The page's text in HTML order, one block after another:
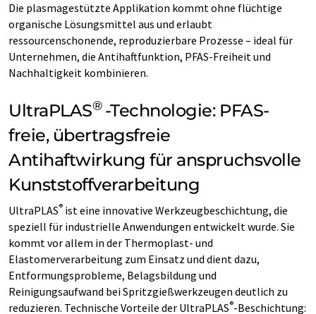
Die plasmagestützte Applikation kommt ohne flüchtige
organische Lösungsmittel aus und erlaubt
ressourcenschonende, reproduzierbare Prozesse – ideal für
Unternehmen, die Antihaftfunktion, PFAS-Freiheit und
Nachhaltigkeit kombinieren.
UltraPLAS® -Technologie: PFAS-
freie, übertragsfreie
Antihaftwirkung für anspruchsvolle
Kunststoffverarbeitung
UltraPLAS® ist eine innovative Werkzeugbeschichtung, die
speziell für industrielle Anwendungen entwickelt wurde. Sie
kommt vor allem in der Thermoplast- und
Elastomerverarbeitung zum Einsatz und dient dazu,
Entformungsprobleme, Belagsbildung und
Reinigungsaufwand bei Spritzgießwerkzeugen deutlich zu
reduzieren. Technische Vorteile der UltraPLAS®-Beschichtung: